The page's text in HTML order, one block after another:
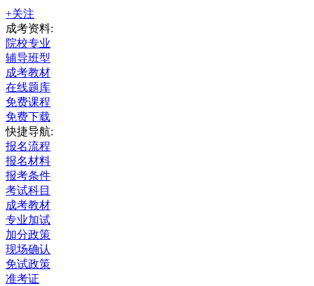
+关注
成考资料:
院校专业
辅导班型
成考教材
在线题库
免费课程
免费下载
快捷导航:
报名流程
报名材料
报考条件
考试科目
成考教材
专业加试
加分政策
现场确认
免试政策
准考证